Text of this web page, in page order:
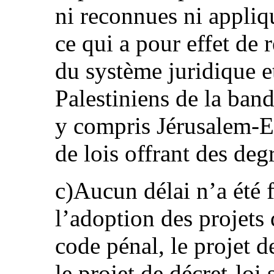
ni reconnues ni
ce qui a pour effet de
du système juridique
Palestiniens de la
y compris Jérusalem-
de lois offrant des
c)Aucun délai n’a été
l’adoption des
code pénal, le projet